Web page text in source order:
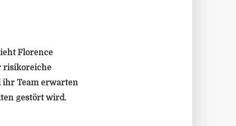
Florence
risikoreiche
Team erwarten
gestört wird.